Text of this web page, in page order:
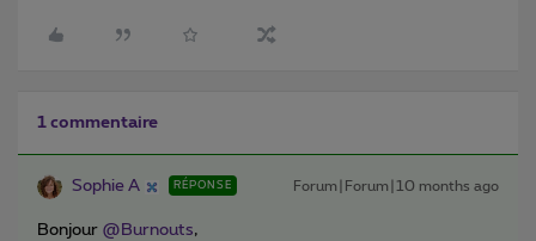
1 commentaire
Sophie A RÉPONSE Forum|Forum|10 months ago
Bonjour ​ @Burnouts,